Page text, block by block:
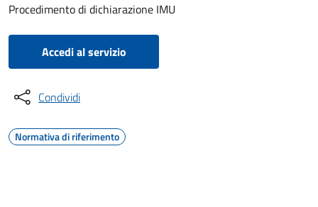
Procedimento di dichiarazione IMU
Accedi al servizio
Condividi
Normativa di riferimento